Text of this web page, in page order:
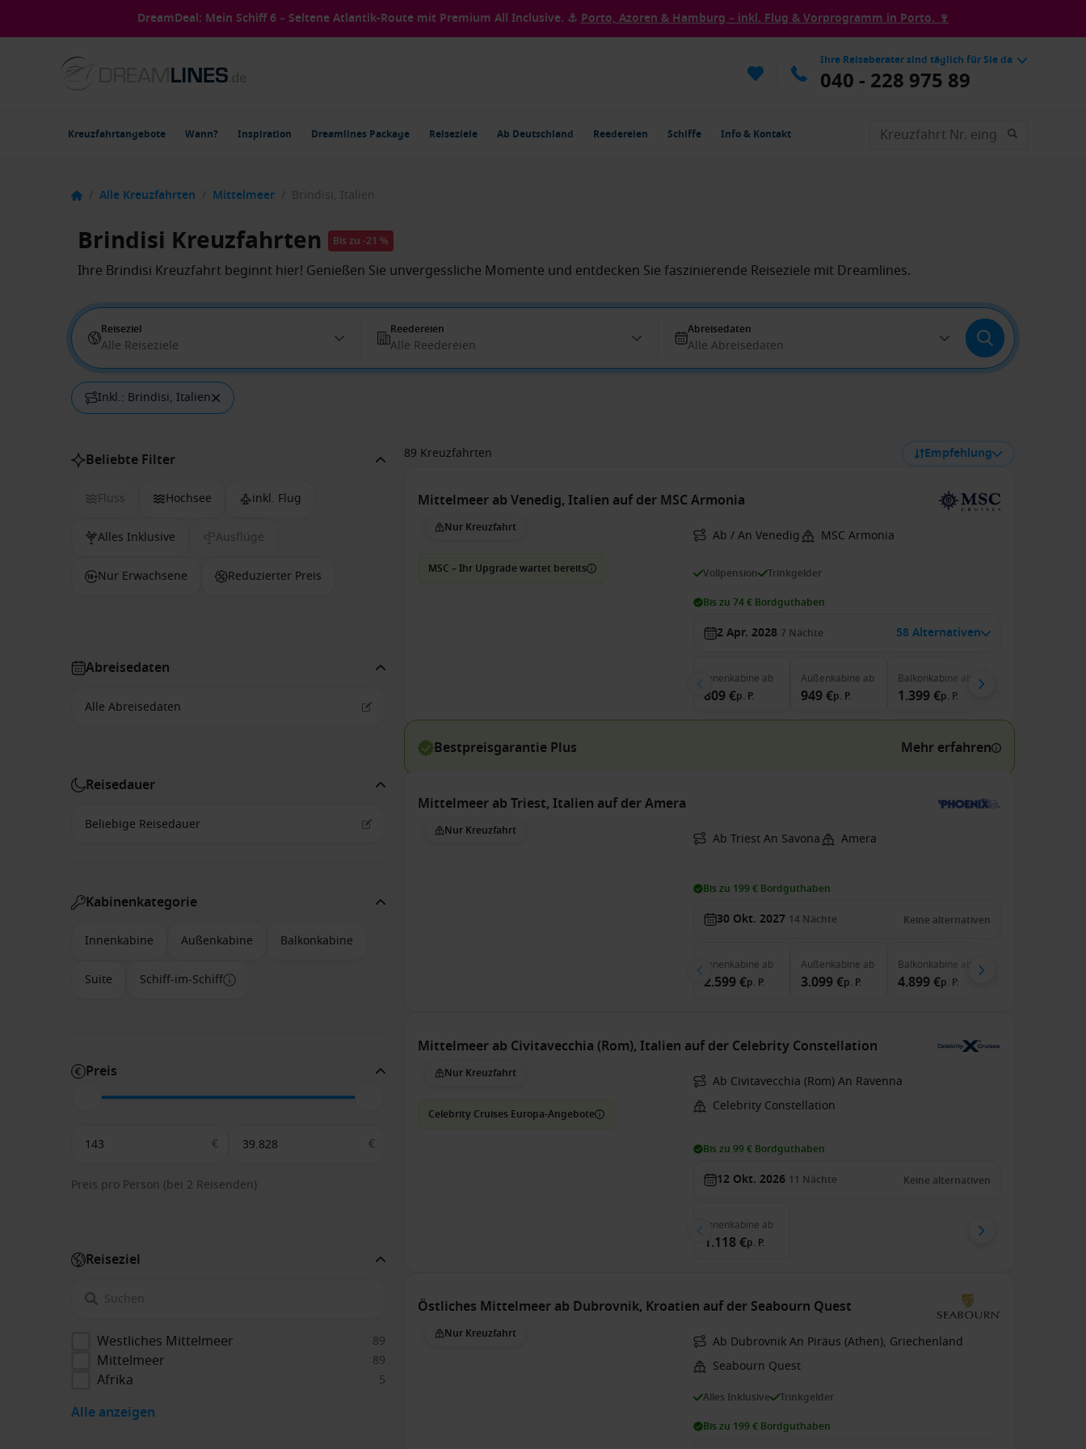
DreamDeal: Mein Schiff 6 – Seltene Atlantik-Route mit Premium All Inclusive. ⚓ Porto, Azoren & Hamburg – inkl. Flug & Vorprogramm in Porto. 🍷
Ihre Reiseberater sind täglich für Sie da
040 - 228 975 89
Kreuzfahrtangebote Wann? Inspiration Dreamlines Package Reiseziele Ab Deutschland Reedereien Schiffe Info & Kontakt
/ Alle Kreuzfahrten / Mittelmeer / Brindisi, Italien
Brindisi Kreuzfahrten Bis zu -21 %
Ihre Brindisi Kreuzfahrt beginnt hier! Genießen Sie unvergessliche Momente und entdecken Sie faszinierende Reiseziele mit Dreamlines.
Reiseziel
Alle Reiseziele
Reedereien
Alle Reedereien
Abreisedaten
Alle Abreisedaten
Inkl.: Brindisi, Italien
Beliebte Filter
Fluss Hochsee inkl. Flug
Alles Inklusive Ausflüge
Nur Erwachsene Reduzierter Preis
Abreisedaten
Reisedauer
Kabinenkategorie
Innenkabine Außenkabine Balkonkabine
Suite Schiff-im-Schiff
Preis
€ €
Preis pro Person (bei 2 Reisenden)
Reiseziel
Westliches Mittelmeer 89
Mittelmeer 89
Afrika 5
Alle anzeigen
89 Kreuzfahrten Empfehlung
Mittelmeer ab Venedig, Italien auf der MSC Armonia
Nur Kreuzfahrt
MSC – Ihr Upgrade wartet bereits
Ab / An Venedig MSC Armonia
Vollpension Trinkgelder
Bis zu 74 € Bordguthaben
2 Apr. 2028 7 Nächte 58 Alternativen
Innenkabine ab
809 €p. P.
Außenkabine ab
949 €p. P.
Balkonkabine ab
1.399 €p. P.
Bestpreisgarantie Plus Mehr erfahren
Mittelmeer ab Triest, Italien auf der Amera
Nur Kreuzfahrt Ab Triest An Savona Amera
Bis zu 199 € Bordguthaben
30 Okt. 2027 14 Nächte Keine alternativen
Innenkabine ab
2.599 €p. P.
Außenkabine ab
3.099 €p. P.
Balkonkabine ab
4.899 €p. P.
Mittelmeer ab Civitavecchia (Rom), Italien auf der Celebrity Constellation
Nur Kreuzfahrt
Celebrity Cruises Europa-Angebote
Ab Civitavecchia (Rom) An Ravenna
Celebrity Constellation
Bis zu 99 € Bordguthaben
12 Okt. 2026 11 Nächte Keine alternativen
Innenkabine ab
1.118 €p. P.
Östliches Mittelmeer ab Dubrovnik, Kroatien auf der Seabourn Quest
Nur Kreuzfahrt
Ab Dubrovnik An Piräus (Athen), Griechenland
Seabourn Quest
Alles Inklusive Trinkgelder
Bis zu 199 € Bordguthaben